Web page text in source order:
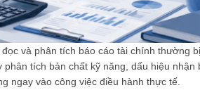
và phân tích báo cáo tài chính thường
tích bản chất kỹ năng, dấu hiệu nhận
ngay vào công việc điều hành thực tế.